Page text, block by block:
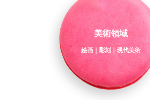
美術領域
絵画｜彫刻｜現代美術